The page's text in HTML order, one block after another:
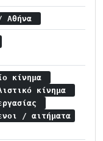
Αθήνα
κίνημα
κίνημα
/ αιτήματα